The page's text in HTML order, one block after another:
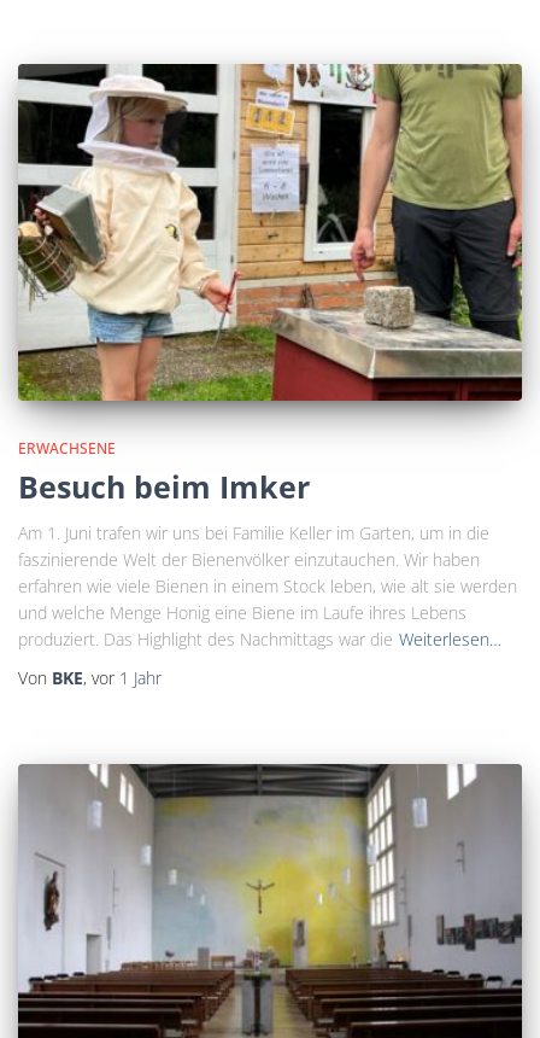
ERWACHSENE
Besuch beim Imker
Am 1. Juni trafen wir uns bei Familie Keller im Garten, um in die
faszinierende Welt der Bienenvölker einzutauchen. Wir haben
erfahren wie viele Bienen in einem Stock leben, wie alt sie werden
und welche Menge Honig eine Biene im Laufe ihres Lebens
produziert. Das Highlight des Nachmittags war die Weiterlesen…
Von BKE, vor 1 Jahr